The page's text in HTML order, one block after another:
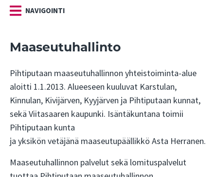
NAVIGOINTI
Maaseutuhallinto
Pihtiputaan maaseutuhallinnon yhteistoiminta-alue
aloitti 1.1.2013. Alueeseen kuuluvat Karstulan,
Kinnulan, Kivijärven, Kyyjärven ja Pihtiputaan kunnat,
sekä Viitasaaren kaupunki. Isäntäkuntana toimii
Pihtiputaan kunta
ja yksikön vetäjänä maaseutupäällikkö Asta Herranen.
Maaseutuhallinnon palvelut sekä lomituspalvelut